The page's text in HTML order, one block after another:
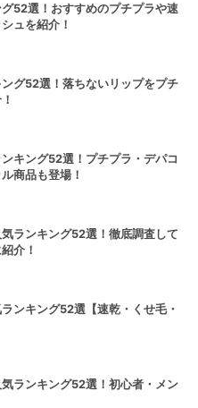
52選！おすすめのプチプラや速
ュを紹介！
グ52選！落ちないリップをプチ
キング52選！プチプラ・デパコ
商品も登場！
ランキング52選！徹底調査して
介！
ンキング52選【速乾・くせ毛・
ランキング52選！初心者・メン